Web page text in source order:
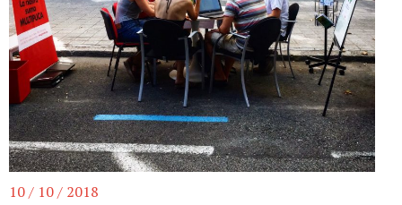
10 / 10 / 2018